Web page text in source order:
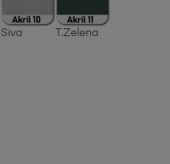
Siva T.Zelena